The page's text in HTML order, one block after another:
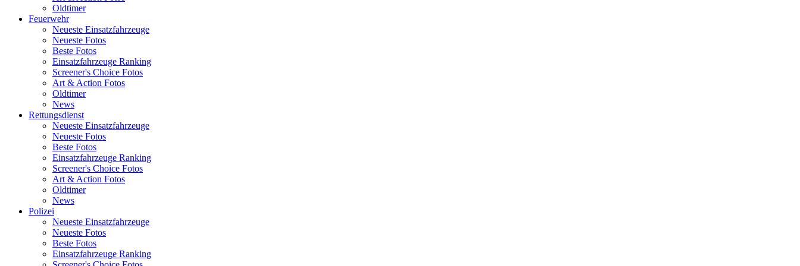
Oldtimer
Feuerwehr
Neueste Einsatzfahrzeuge
Neueste Fotos
Beste Fotos
Einsatzfahrzeuge Ranking
Screener's Choice Fotos
Art & Action Fotos
Oldtimer
News
Rettungsdienst
Neueste Einsatzfahrzeuge
Neueste Fotos
Beste Fotos
Einsatzfahrzeuge Ranking
Screener's Choice Fotos
Art & Action Fotos
Oldtimer
News
Polizei
Neueste Einsatzfahrzeuge
Neueste Fotos
Beste Fotos
Einsatzfahrzeuge Ranking